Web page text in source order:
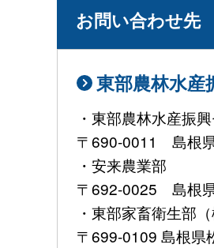
お問い合わせ先
東部農林水産
・東部農林水産振
〒690-0011 島根
・安来農業部
〒692-0025 島根
・東部家畜衛生部（
〒699-0109 島根県